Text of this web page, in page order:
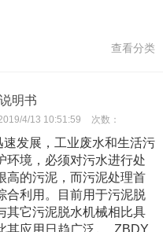
查看分类
明书
4/13 10:51:59 次数：
发展，工业废水和生活污
环境，必须对污水进行处
高的污泥，而污泥处理首
合利用。目前用于污泥脱
其它污泥脱水机械相比具
其应用日趋广泛。 ZBDY